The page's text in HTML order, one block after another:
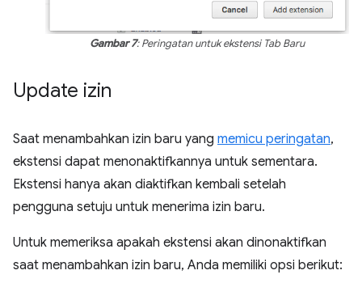
Gambar 7: Peringatan untuk ekstensi Tab Baru
Update izin
Saat menambahkan izin baru yang memicu peringatan,
ekstensi dapat menonaktifkannya untuk sementara.
Ekstensi hanya akan diaktifkan kembali setelah
pengguna setuju untuk menerima izin baru.
Untuk memeriksa apakah ekstensi akan dinonaktifkan
saat menambahkan izin baru, Anda memiliki opsi berikut: